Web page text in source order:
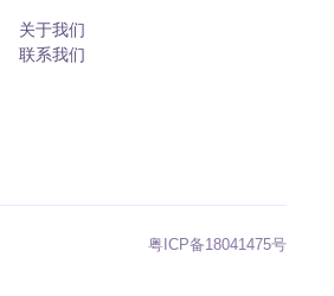
关于我们
联系我们
粤ICP备18041475号